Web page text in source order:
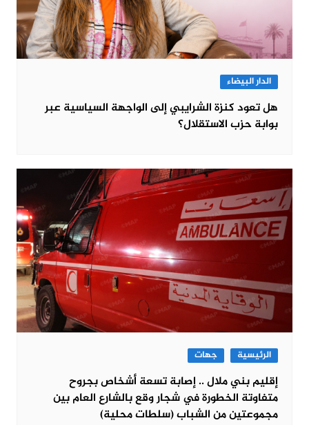
الدار البيضاء
هل تعود كنزة الشرايبي إلى الواجهة السياسية عبر
بوابة حزب الاستقلال؟
الرئيسية جهات
إقليم بني ملال .. إصابة تسعة أشخاص بجروح
متفاوتة الخطورة في شجار وقع بالشارع العام بين
مجموعتين من الشباب (سلطات محلية)